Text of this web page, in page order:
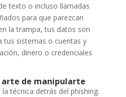
texto o incluso llamadas
para que parezcan
la trampa, tus datos son
tus sistemas o cuentas y
dinero o credenciales
de manipularte
la técnica detrás del phishing.